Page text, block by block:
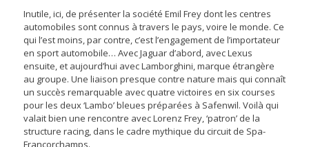
Inutile, ici, de présenter la société Emil Frey dont les centres
automobiles sont connus à travers le pays, voire le monde. Ce
qui l’est moins, par contre, c’est l’engagement de l’importateur
en sport automobile… Avec Jaguar d’abord, avec Lexus
ensuite, et aujourd’hui avec Lamborghini, marque étrangère
au groupe. Une liaison presque contre nature mais qui connaît
un succès remarquable avec quatre victoires en six courses
pour les deux ‘Lambo’ bleues préparées à Safenwil. Voilà qui
valait bien une rencontre avec Lorenz Frey, ‘patron’ de la
structure racing, dans le cadre mythique du circuit de Spa-
Francorchamps.